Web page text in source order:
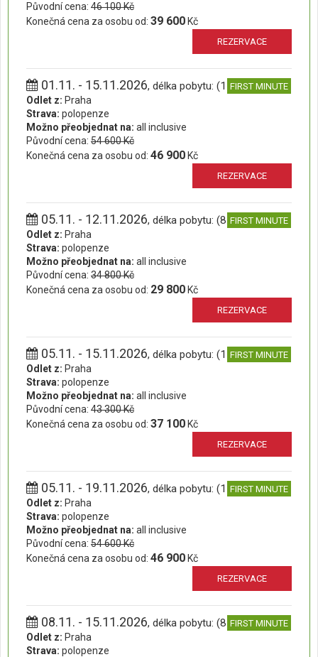
Původní cena: 46 100 Kč
Konečná cena za osobu od: 39 600 Kč
REZERVACE
01.11. - 15.11.2026, délka pobytu: (15 dní)FIRST MINUTE
Odlet z: Praha
Strava: polopenze
Možno přeobjednat na: all inclusive
Původní cena: 54 600 Kč
Konečná cena za osobu od: 46 900 Kč
REZERVACE
05.11. - 12.11.2026, délka pobytu: (8 dní)FIRST MINUTE
Odlet z: Praha
Strava: polopenze
Možno přeobjednat na: all inclusive
Původní cena: 34 800 Kč
Konečná cena za osobu od: 29 800 Kč
REZERVACE
05.11. - 15.11.2026, délka pobytu: (11 dní)FIRST MINUTE
Odlet z: Praha
Strava: polopenze
Možno přeobjednat na: all inclusive
Původní cena: 43 300 Kč
Konečná cena za osobu od: 37 100 Kč
REZERVACE
05.11. - 19.11.2026, délka pobytu: (15 dní)FIRST MINUTE
Odlet z: Praha
Strava: polopenze
Možno přeobjednat na: all inclusive
Původní cena: 54 600 Kč
Konečná cena za osobu od: 46 900 Kč
REZERVACE
08.11. - 15.11.2026, délka pobytu: (8 dní)FIRST MINUTE
Odlet z: Praha
Strava: polopenze